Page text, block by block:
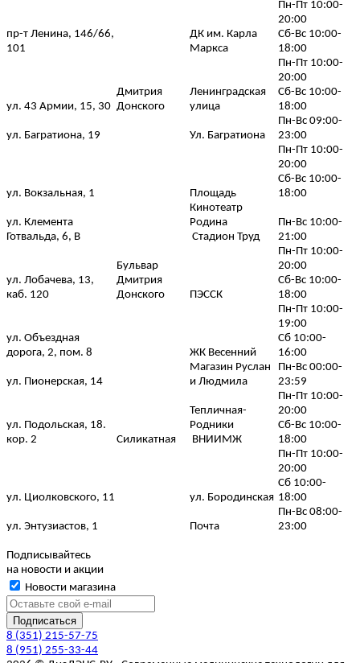
пр-т Ленина, 146/66,
101
ДК им. Карла
Маркса
Пн-Пт 10:00-
20:00
Сб-Вс 10:00-
18:00
ул. 43 Армии, 15, 30
Дмитрия
Донского
Ленинградская
улица
Пн-Пт 10:00-
20:00
Сб-Вс 10:00-
18:00
ул. Багратиона, 19 Ул. Багратиона
Пн-Вс 09:00-
23:00
ул. Вокзальная, 1 Площадь
Пн-Пт 10:00-
20:00
Сб-Вс 10:00-
18:00
ул. Клемента
Готвальда, 6, В
Кинотеатр
Родина
Стадион Труд
Пн-Вс 10:00-
21:00
ул. Лобачева, 13,
каб. 120
Бульвар
Дмитрия
Донского
ПЭССК
Пн-Пт 10:00-
20:00
Сб-Вс 10:00-
18:00
ул. Объездная
дорога, 2, пом. 8
ЖК Весенний
Пн-Пт 10:00-
19:00
Сб 10:00-
16:00
ул. Пионерская, 14
Магазин Руслан
и Людмила
Пн-Вс 00:00-
23:59
ул. Подольская, 18.
кор. 2
Силикатная
Тепличная-
Родники
ВНИИМЖ
Пн-Пт 10:00-
20:00
Сб-Вс 10:00-
18:00
ул. Циолковского, 11 ул. Бородинская
Пн-Пт 10:00-
20:00
Сб 10:00-
18:00
ул. Энтузиастов, 1 Почта
Пн-Вс 08:00-
23:00
Подписывайтесь
на новости и акции
Новости магазина
8 (351) 215-57-75
8 (951) 255-33-44